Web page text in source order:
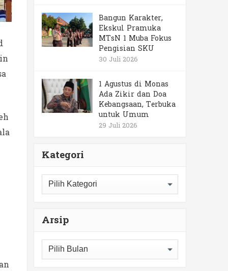
Bangun Karakter,
Ekskul Pramuka
MTsN 1 Muba Fokus
Pengisian SKU
30 Juli 2026
1 Agustus di Monas
Ada Zikir dan Doa
Kebangsaan, Terbuka
untuk Umum
29 Juli 2026
Kategori
Kategori
Arsip
Arsip